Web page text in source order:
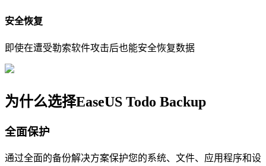
安全恢复
即使在遭受勒索软件攻击后也能安全恢复数据
为什么选择EaseUS Todo Backup
全面保护
通过全面的备份解决方案保护您的系统、文件、应用程序和设